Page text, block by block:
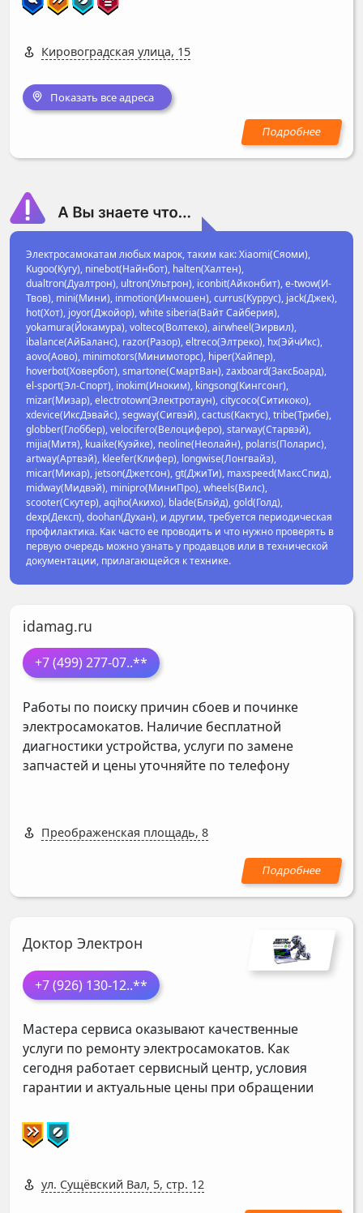
Кировоградская улица, 15
Показать все адреса
Электросамокатам любых марок, таким как: Xiaomi(Сяоми),
Kugoo(Кугу), ninebot(Найнбот), halten(Халтен),
dualtron(Дуалтрон), ultron(Ультрон), iconbit(Айконбит), e-twow(И-
Твов), mini(Мини), inmotion(Инмошен), currus(Куррус), jack(Джек),
hot(Хот), joyor(Джойор), white siberia(Вайт Сайберия),
yokamura(Йокамура), volteco(Волтеко), airwheel(Эирвил),
ibalance(АйБаланс), razor(Разор), eltreco(Элтреко), hx(ЭйчИкс),
aovo(Аово), minimotors(Минимоторс), hiper(Хайпер),
hoverbot(Ховербот), smartone(СмартВан), zaxboard(ЗаксБоард),
el-sport(Эл-Спорт), inokim(Иноким), kingsong(Кингсонг),
mizar(Мизар), electrotown(Электротаун), citycoco(Ситикоко),
xdevice(ИксДэвайс), segway(Сигвэй), cactus(Кактус), tribe(Трибе),
globber(Глоббер), velocifero(Велоциферо), starway(Старвэй),
mijia(Митя), kuaike(Куэйке), neoline(Неолайн), polaris(Поларис),
artway(Артвэй), kleefer(Клифер), longwise(Лонгвайз),
micar(Микар), jetson(Джетсон), gt(ДжиТи), maxspeed(МаксСпид),
midway(Мидвэй), minipro(МиниПро), wheels(Вилс),
scooter(Скутер), aqiho(Акихо), blade(Блэйд), gold(Голд),
dexp(Дексп), doohan(Духан), и другим, требуется периодическая
профилактика. Как часто ее проводить и что нужно проверять в
первую очередь можно узнать у продавцов или в технической
документации, прилагающейся к технике.
idamag.ru
+7 (499) 277-07..**
Работы по поиску причин сбоев и починке
электросамокатов. Наличие бесплатной
диагностики устройства, услуги по замене
запчастей и цены уточняйте по телефону
Преображенская площадь, 8
Доктор Электрон
+7 (926) 130-12..**
Мастера сервиса оказывают качественные
услуги по ремонту электросамокатов. Как
сегодня работает сервисный центр, условия
гарантии и актуальные цены при обращении
ул. Сущёвский Вал, 5, стр. 12